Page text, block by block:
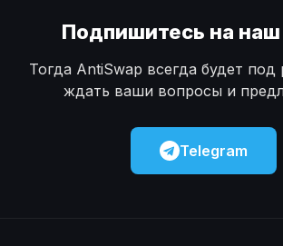
Подпишитесь на наш
Тогда AntiSwap всегда будет под
ждать ваши вопросы и
Telegram